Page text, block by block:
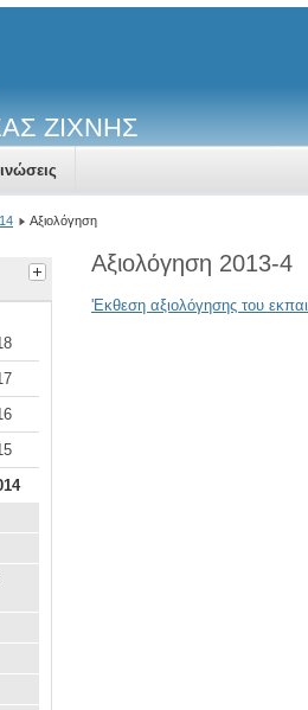
ΖΙΧΝΗΣ
Αξιολόγηση
Αξιολόγηση 2013-4
'Εκθεση αξιολόγησης του